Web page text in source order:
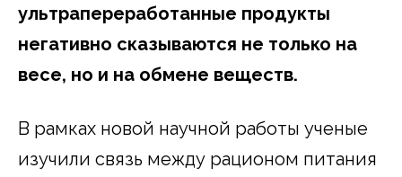
ультрапереработанные продукты
негативно сказываются не только на
весе, но и на обмене веществ.
В рамках новой научной работы ученые
изучили связь между рационом питания